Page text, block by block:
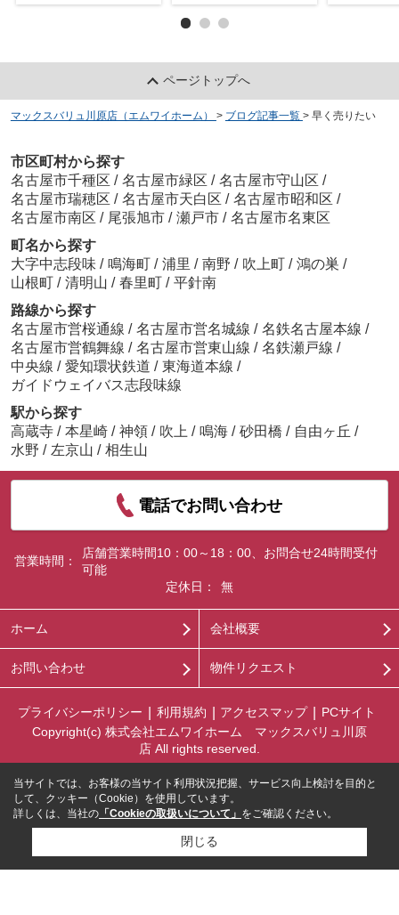
ページトップへ
マックスバリュ川原店（エムワイホーム） > ブログ記事一覧 > 早く売りたい
市区町村から探す
名古屋市千種区 / 名古屋市緑区 / 名古屋市守山区 /
名古屋市瑞穂区 / 名古屋市天白区 / 名古屋市昭和区 /
名古屋市南区 / 尾張旭市 / 瀬戸市 / 名古屋市名東区
町名から探す
大字中志段味 / 鳴海町 / 浦里 / 南野 / 吹上町 / 鴻の巣 /
山根町 / 清明山 / 春里町 / 平針南
路線から探す
名古屋市営桜通線 / 名古屋市営名城線 / 名鉄名古屋本線 /
名古屋市営鶴舞線 / 名古屋市営東山線 / 名鉄瀬戸線 /
中央線 / 愛知環状鉄道 / 東海道本線 /
ガイドウェイバス志段味線
駅から探す
高蔵寺 / 本星崎 / 神領 / 吹上 / 鳴海 / 砂田橋 / 自由ヶ丘 /
水野 / 左京山 / 相生山
電話でお問い合わせ
営業時間：
店舗営業時間10：00～18：00、お問合せ24時間受付
可能
定休日：
無
ホーム 会社概要
お問い合わせ 物件リクエスト
プライバシーポリシー 利用規約 アクセスマップ
PCサイト
Copyright(c) 株式会社エムワイホーム マックスバリュ川原
店 All rights reserved.
当サイトでは、お客様の当サイト利用状況把握、サービス向上検討を目的と
して、クッキー（Cookie）を使用しています。
詳しくは、当社の 「Cookieの取扱いについて」 をご確認ください。
閉じる